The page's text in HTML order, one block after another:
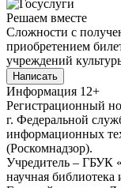
Решаем вместе
Сложности с
приобретением
учреждений
Написать
Информация 12+
Регистрационный
г. Федеральной
информационных
(Роскомнадзор).
Учредитель – ГБУК
научная